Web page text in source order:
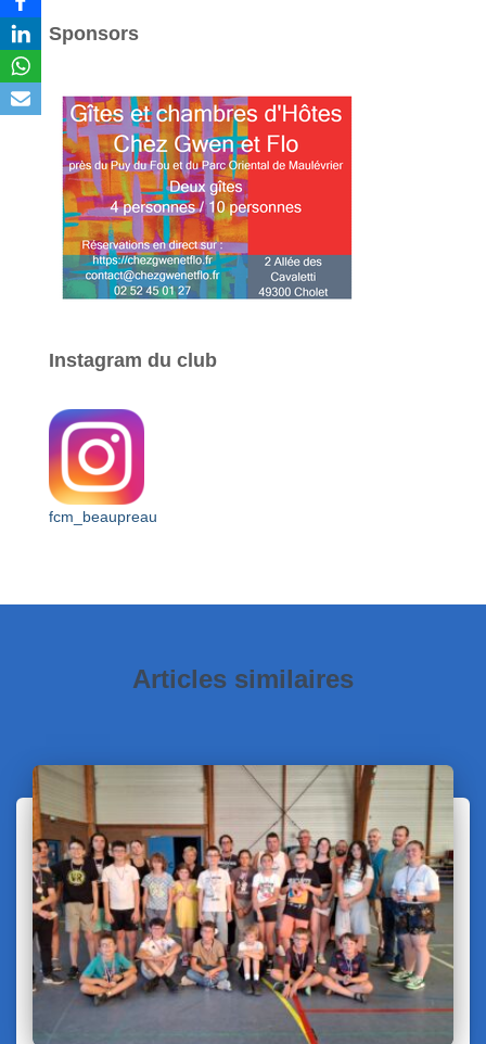
Sponsors
Instagram du club
fcm_beaupreau
Articles similaires